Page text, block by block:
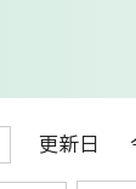
更新日